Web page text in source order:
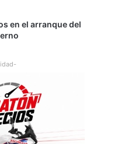
en el arranque del